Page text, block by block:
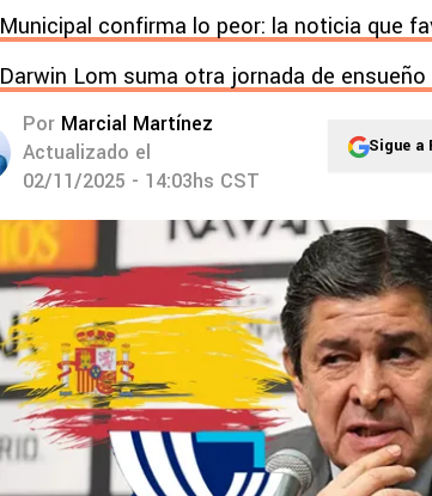
Municipal confirma lo peor: la noticia que
Darwin Lom suma otra jornada de
Por Marcial Martínez
Actualizado el
02/11/2025 - 14:03hs CST
Sigue a